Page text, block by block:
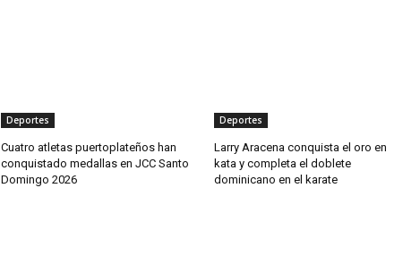
Deportes
Cuatro atletas puertoplateños han
conquistado medallas en JCC Santo
Domingo 2026
Deportes
Larry Aracena conquista el oro en
kata y completa el doblete
dominicano en el karate